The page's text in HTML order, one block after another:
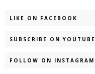
LIKE ON FACEBOOK
SUBSCRIBE ON YOUTUBE
FOLLOW ON INSTAGRAM